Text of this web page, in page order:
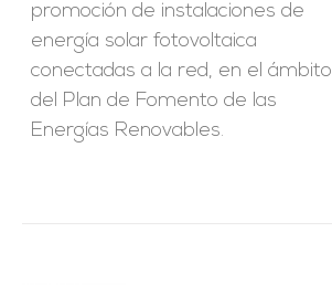
promoción de instalaciones de
energía solar fotovoltaica
conectadas a la red, en el ámbito
del Plan de Fomento de las
Energías Renovables.